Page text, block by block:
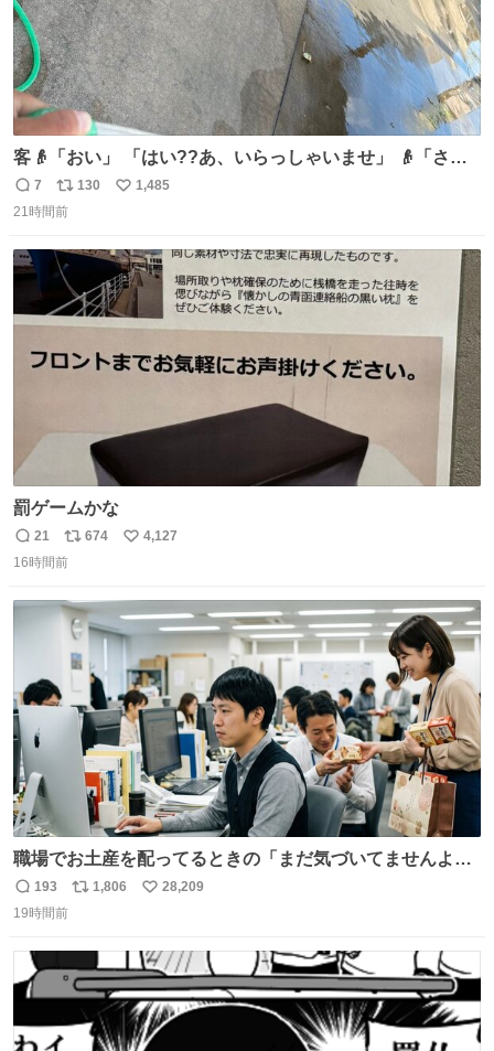
客👴「おい」 「はい??あ、いらっしゃいませ」 👴「さっ
きからずっと水出しっぱなしでもったいないだろ」 「静電
気を逃がし、熱くなった地面の温度を下げ、引火事故の防
ことをするな!!」 それでは歌います、聞いてください 「井
戸水」
返
信
7
リ
ポ
ト
数
130
い
数
1,485
21時間前
罰ゲームかな
返
信
21
リ
ポ
ト
数
674
い
数
4,127
16時間前
職場でお土産を配ってるときの「まだ気づいてませんよ」
的な演技が毎回シンドい。
返
信
193
リ
ト
数
1,806
い
数
28,209
19時間前